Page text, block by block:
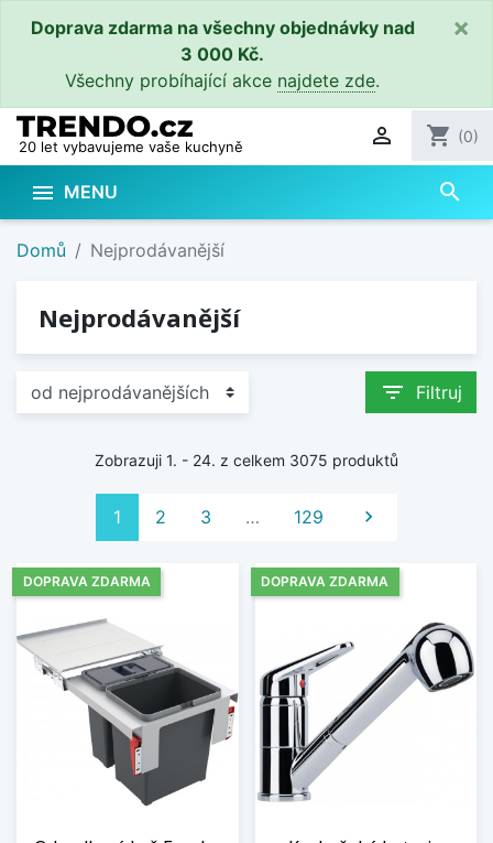
Doprava zdarma na všechny objednávky nad
3 000 Kč.
Všechny probíhající akce najdete zde.
×
20 let vybavujeme vaše kuchyně  shopping_cart (0)
 MENU search
Domů Nejprodávanější
Nejprodávanější
filter_list Filtruj
Zobrazuji 1. - 24. z celkem 3075 produktů
1 2 3 … 129 Další

DOPRAVA ZDARMA DOPRAVA ZDARMA